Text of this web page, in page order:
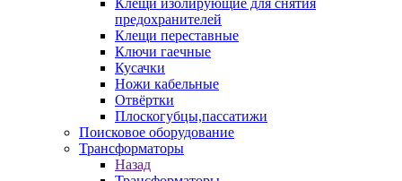
Клещи изолирующие для снятия
предохранителей
Клещи переставные
Ключи гаечные
Кусачки
Ножи кабельные
Отвёртки
Плоскогубцы,пассатижи
Поисковое оборудование
Трансформаторы
Назад